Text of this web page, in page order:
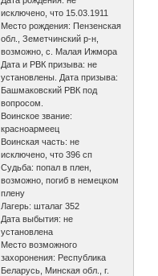
исключено, что 15.03.1911
Место рождения: Пензенская
обл., Земетчинский р-н,
возможно, с. Малая Ижмора
Дата и РВК призыва: не
установлены. Дата призыва:
Башмаковский РВК под
вопросом.
Воинское звание:
красноармеец
Воинская часть: не
исключено, что 396 сп
Судьба: попал в плен,
возможно, погиб в немецком
плену
Лагерь: шталаг 352
Дата выбытия: не
установлена
Место возможного
захоронения: Республика
Беларусь, Минская обл., г.